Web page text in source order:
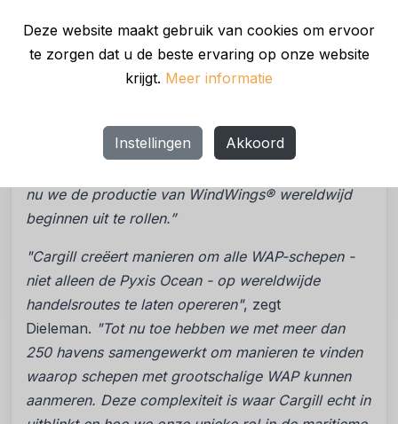
Deze website maakt gebruik van cookies om ervoor
te zorgen dat u de beste ervaring op onze website
krijgt. Meer informatie
Instellingen Akkoord
verwachten we dat de meerderheid van de
Kamsarmax-schepen drie WindWings® zal hebben,
waardoor de brandstofbesparingen en
toenemen. Met Cargill zijn we nu in staat om onze
prestatievoorspellingen en modellering te valideren
nu we de productie van WindWings® wereldwijd
beginnen uit te rollen.”
"Cargill creëert manieren om alle WAP-schepen -
niet alleen de Pyxis Ocean - op wereldwijde
handelsroutes te laten opereren", zegt
Dieleman. "Tot nu toe hebben we met meer dan
250 havens samengewerkt om manieren te vinden
waarop schepen met grootschalige WAP kunnen
aanmeren. Deze complexiteit is waar Cargill echt in